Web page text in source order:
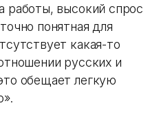
работы, высокий спрос
понятная для
какая-то
русских и
обещает легкую